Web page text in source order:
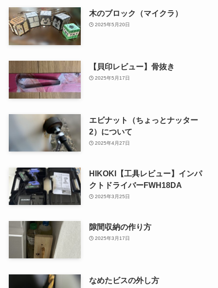
木のブロック（マイクラ）
2025年5月20日
【貝印レビュー】骨抜き
2025年5月17日
エビナット（ちょっとナッター
2）について
2025年4月27日
HIKOKI【工具レビュー】インパ
クトドライバーFWH18DA
2025年3月25日
隙間収納の作り方
2025年3月17日
なめたビスの外し方